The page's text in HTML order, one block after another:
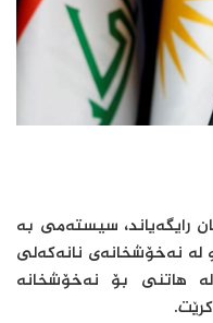
رایگەیاند، سیستەمی بە
لە نەخۆشخانەی نانەکەلی
هاتنی بۆ نەخۆشخانە